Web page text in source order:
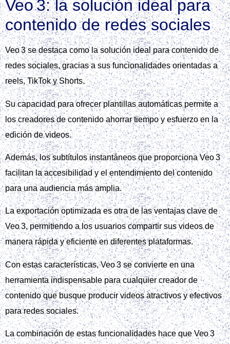
Veo 3: la solución ideal para
contenido de redes sociales
Veo 3 se destaca como la solución ideal para contenido de
redes sociales, gracias a sus funcionalidades orientadas a
reels, TikTok y Shorts.
Su capacidad para ofrecer plantillas automáticas permite a
los creadores de contenido ahorrar tiempo y esfuerzo en la
edición de videos.
Además, los subtítulos instantáneos que proporciona Veo 3
facilitan la accesibilidad y el entendimiento del contenido
para una audiencia más amplia.
La exportación optimizada es otra de las ventajas clave de
Veo 3, permitiendo a los usuarios compartir sus videos de
manera rápida y eficiente en diferentes plataformas.
Con estas características, Veo 3 se convierte en una
herramienta indispensable para cualquier creador de
contenido que busque producir videos atractivos y efectivos
para redes sociales.
La combinación de estas funcionalidades hace que Veo 3